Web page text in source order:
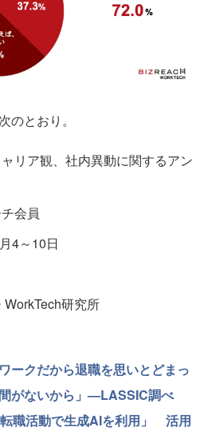
とおり。
リア観、社内異動に関するアン
会員
4～10日
研究所
ークだから退職を思いとどまっ
がないから」—LASSIC調べ
職活動で生成AIを利用」 活用